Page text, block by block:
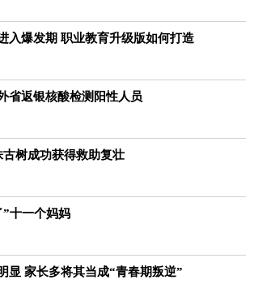
入爆发期 职业教育升级版如何打造
省返银核酸检测阳性人员
树成功获得救助复壮
十一个妈妈
显 家长多将其当成“青春期叛逆”